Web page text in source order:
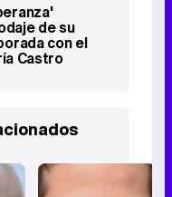
de su
con el
Castro